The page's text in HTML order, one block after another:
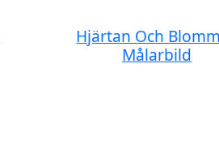
Hjärtan Och
Målarbild